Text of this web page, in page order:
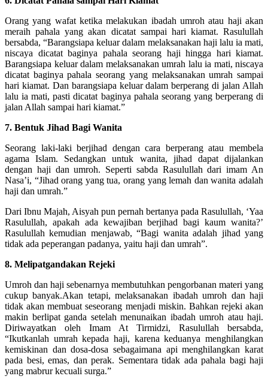
Orang yang wafat ketika melakukan ibadah umroh atau haji akan
meraih pahala yang akan dicatat sampai hari kiamat. Rasulullah
bersabda, “Barangsiapa keluar dalam melaksanakan haji lalu ia mati,
niscaya dicatat baginya pahala seorang haji hingga hari kiamat.
Barangsiapa keluar dalam melaksanakan umrah lalu ia mati, niscaya
dicatat baginya pahala seorang yang melaksanakan umrah sampai
hari kiamat. Dan barangsiapa keluar dalam berperang di jalan Allah
lalu ia mati, pasti dicatat baginya pahala seorang yang berperang di
jalan Allah sampai hari kiamat.”
7. Bentuk Jihad Bagi Wanita
Seorang laki-laki berjihad dengan cara berperang atau membela
agama Islam. Sedangkan untuk wanita, jihad dapat dijalankan
dengan haji dan umroh. Seperti sabda Rasulullah dari imam An
Nasa’i, “Jihad orang yang tua, orang yang lemah dan wanita adalah
haji dan umrah.”
Dari Ibnu Majah, Aisyah pun pernah bertanya pada Rasulullah, ‘Yaa
Rasulullah, apakah ada kewajiban berjihad bagi kaum wanita?’
Rasulullah kemudian menjawab, “Bagi wanita adalah jihad yang
tidak ada peperangan padanya, yaitu haji dan umrah”.
8. Melipatgandakan Rejeki
Umroh dan haji sebenarnya membutuhkan pengorbanan materi yang
cukup banyak.Akan tetapi, melaksanakan ibadah umroh dan haji
tidak akan membuat seseorang menjadi miskin. Bahkan rejeki akan
makin berlipat ganda setelah menunaikan ibadah umroh atau haji.
Diriwayatkan oleh Imam At Tirmidzi, Rasulullah bersabda,
“Ikutkanlah umrah kepada haji, karena keduanya menghilangkan
kemiskinan dan dosa-dosa sebagaimana api menghilangkan karat
pada besi, emas, dan perak. Sementara tidak ada pahala bagi haji
yang mabrur kecuali surga.”